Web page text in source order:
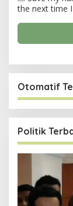
the next time
Otomatif
Politik